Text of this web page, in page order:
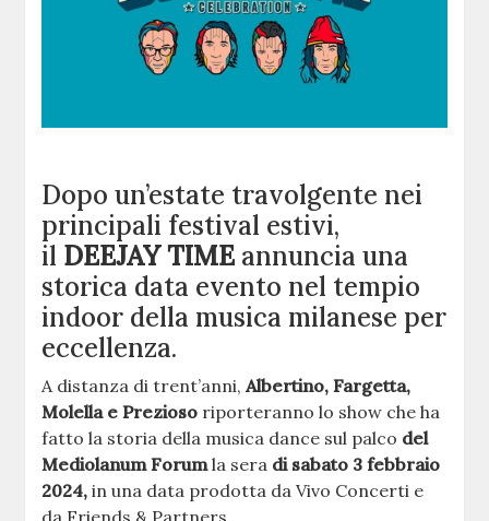
Dopo un’estate travolgente nei
principali festival estivi,
il DEEJAY TIME annuncia una
storica data evento nel tempio
indoor della musica milanese per
eccellenza.
A distanza di trent’anni,Albertino, Fargetta,
Molella e Prezioso riporteranno lo show che ha
fatto la storia della musica dance sul palco del
Mediolanum Forumla sera di sabato 3 febbraio
2024,in una data prodotta da Vivo Concerti e